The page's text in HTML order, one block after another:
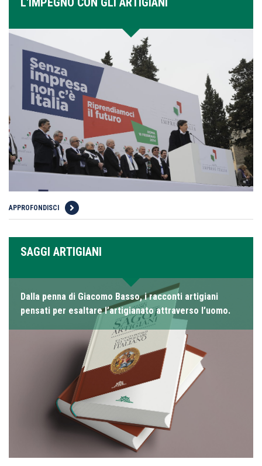
APPROFONDISCI
SAGGI ARTIGIANI
Dalla penna di Giacomo Basso, i racconti artigiani
pensati per esaltare l’artigianato attraverso l’uomo.